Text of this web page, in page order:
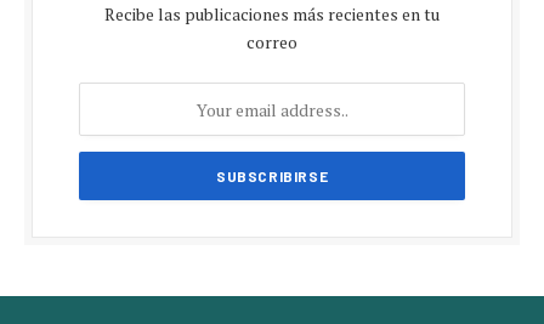
Recibe las publicaciones más recientes en tu
correo